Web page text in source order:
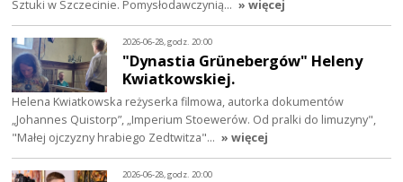
Sztuki w Szczecinie. Pomysłodawczynią… » więcej
2026-06-28, godz. 20:00
"Dynastia Grünebergów" Heleny
Kwiatkowskiej.
Helena Kwiatkowska reżyserka filmowa, autorka dokumentów
„Johannes Quistorp”, „Imperium Stoewerów. Od pralki do limuzyny",
"Małej ojczyzny hrabiego Zedtwitza"… » więcej
2026-06-28, godz. 20:00